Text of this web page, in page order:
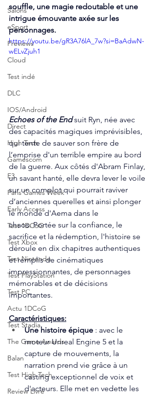
Salons
eSport
Previews
Cloud
Test indé
DLC
IOS/Android
Direct
High Tech
Gamescom
E3
Paris Games Week
Early Access
Test 1DCoG
Test Xbox
Test Nintendo
Test PlayStation
Test PC
Actu 1DCoG
Test Stadia
The Game Awards
Balan
Test High Tech
Review Livre
souffle, une magie redoutable et une
intrigue émouvante axée sur les
personnages.
https://youtu.be/gR3A76lA_7w?si=BaAdwN-
wELvZjuh1
Echoes of the End suit Ryn, née avec
des capacités magiques imprévisibles,
qui tente de sauver son frère de
l’emprise d'un terrible empire au bord
de la guerre. Aux côtés d'Abram Finlay,
un savant hanté, elle devra lever le voile
sur un complot qui pourrait raviver
d’anciennes querelles et ainsi plonger
le monde d'Aema dans le
chaos. Portée sur la confiance, le
sacrifice et la rédemption, l'histoire se
déroule en dix chapitres authentiques
et remplis de cinématiques
impressionnantes, de personnages
mémorables et de décisions
importantes.
Caractéristiques:
Une histoire épique : avec le
moteur Unreal Engine 5 et la
capture de mouvements, la
narration prend vie grâce à un
casting exceptionnel de voix et
d'acteurs. Elle met en vedette les